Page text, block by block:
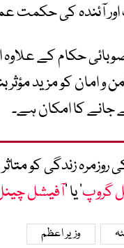
آئندہ کی حکمت
صوبائی حکام کے
و امان کو مزید
جانے کا امکان ہے۔
روزمرہ زندگی کو
گروپ‘ یا ’آفیشل
وزیر اعظم